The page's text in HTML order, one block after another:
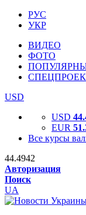
РУС
УКР
ВИДЕО
ФОТО
USD
USD
EUR
Все курсы
44.4942
Авторизация
Поиск
UA